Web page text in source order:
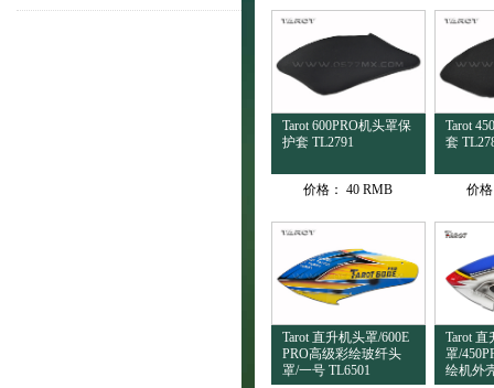
Tarot 600PRO机头罩保
护套 TL2791
价格： 40 RMB
Tarot
套
价
Tarot 直升机头罩/600E
PRO高级彩绘玻纤头
罩/一号 TL6501
Tarot 直
罩/
绘机外